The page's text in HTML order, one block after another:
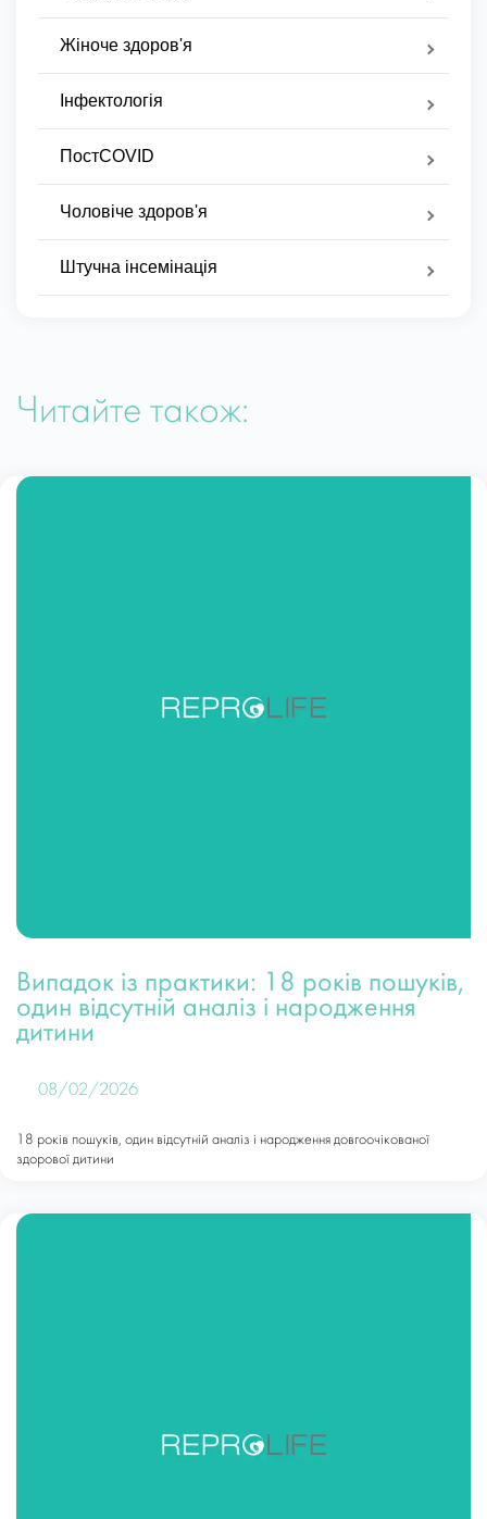
Жіноче здоров'я
Інфектологія
ПостCOVID
Чоловіче здоров'я
Штучна інсемінація
Читайте також:
Випадок із практики: 18 років пошуків,
один відсутній аналіз і народження
дитини
08/02/2026
18 років пошуків, один відсутній аналіз і народження довгоочікованої
здорової дитини